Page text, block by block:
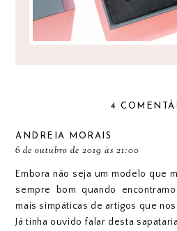
4
ANDREIA MORAIS
6 de outubro de 2019 às 21:00
Embora não seja um modelo que
sempre bom quando
mais simpáticas de artigos que nos
Já tinha ouvido falar desta